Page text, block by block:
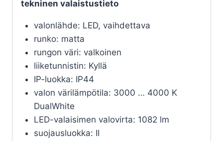
tekninen valaistustieto
valonlähde: LED, vaihdettava
runko: matta
rungon väri: valkoinen
liiketunnistin: Kyllä
IP-luokka: IP44
valon värilämpötila: 3000 … 4000 K
DualWhite
LED-valaisimen valovirta: 1082 lm
suojausluokka: II